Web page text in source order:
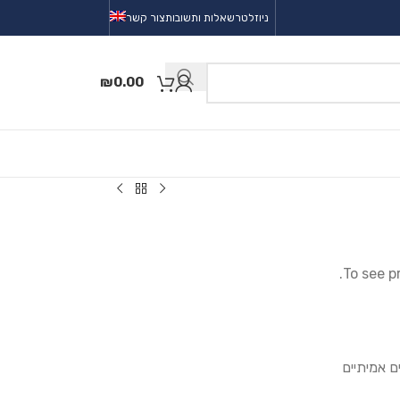
ניוזלטרשאלות ותשובותצור קשר
₪0.00
To see